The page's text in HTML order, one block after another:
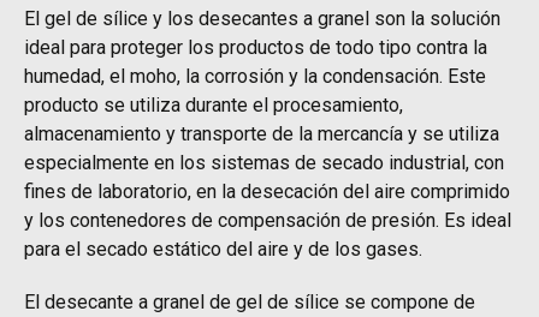
El gel de sílice y los desecantes a granel son la solución
ideal para proteger los productos de todo tipo contra la
humedad, el moho, la corrosión y la condensación. Este
producto se utiliza durante el procesamiento,
almacenamiento y transporte de la mercancía y se utiliza
especialmente en los sistemas de secado industrial, con
fines de laboratorio, en la desecación del aire comprimido
y los contenedores de compensación de presión. Es ideal
para el secado estático del aire y de los gases.
El desecante a granel de gel de sílice se compone de